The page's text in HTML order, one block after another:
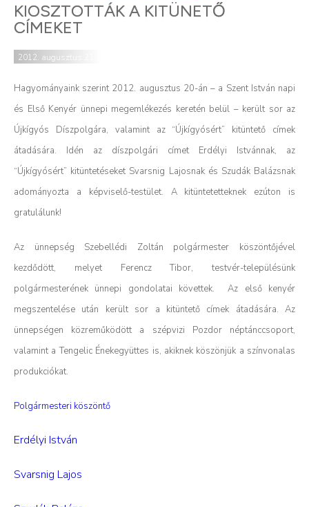
KIOSZTOTTÁK A KITÜNETŐ
CÍMEKET
2012. augusztus 21.
Hagyományaink szerint 2012. augusztus 20-án – a Szent István napi
és Első Kenyér ünnepi megemlékezés keretén belül – került sor az
Újkígyós Díszpolgára, valamint az “Újkígyósért” kitüntető címek
átadására. Idén az díszpolgári címet Erdélyi Istvánnak, az
“Újkígyósért” kitüntetéseket Svarsnig Lajosnak és Szudák Balázsnak
adományozta a képviselő-testület. A kitüntetetteknek ezúton is
gratulálunk!
Az ünnepség Szebellédi Zoltán polgármester köszöntőjével
kezdődött, melyet Ferencz Tibor, testvér-településünk
polgármesterének ünnepi gondolatai követtek. Az első kenyér
megszentelése után került sor a kitüntető címek átadására. Az
ünnepségen közreműködött a szépvizi Pozdor néptánccsoport,
valamint a Tengelic Énekegyüttes is, akiknek köszönjük a színvonalas
produkciókat.
Polgármesteri köszöntő
Erdélyi István
Svarsnig Lajos